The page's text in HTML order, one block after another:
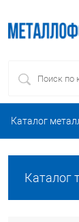
Каталог
Каталог